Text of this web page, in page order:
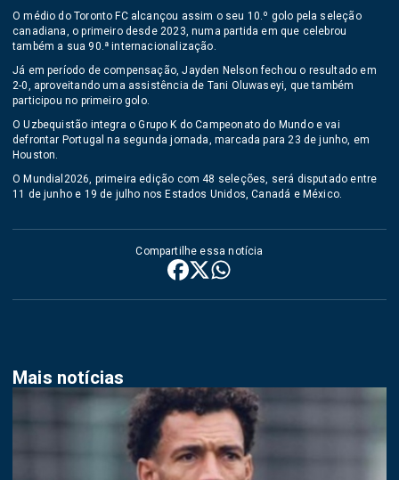
O médio do Toronto FC alcançou assim o seu 10.º golo pela seleção
canadiana, o primeiro desde 2023, numa partida em que celebrou
também a sua 90.ª internacionalização.
Já em período de compensação, Jayden Nelson fechou o resultado em
2-0, aproveitando uma assistência de Tani Oluwaseyi, que também
participou no primeiro golo.
O Uzbequistão integra o Grupo K do Campeonato do Mundo e vai
defrontar Portugal na segunda jornada, marcada para 23 de junho, em
Houston.
O Mundial2026, primeira edição com 48 seleções, será disputado entre
11 de junho e 19 de julho nos Estados Unidos, Canadá e México.
Compartilhe essa notícia
Mais notícias